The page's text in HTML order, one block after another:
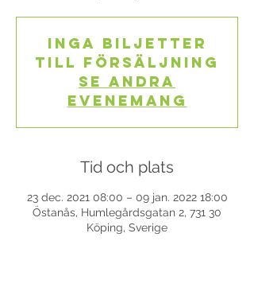
Inga biljetter
till försäljning
Se andra
evenemang
Tid och plats
23 dec. 2021 08:00 – 09 jan. 2022 18:00
Östanås, Humlegårdsgatan 2, 731 30
Köping, Sverige